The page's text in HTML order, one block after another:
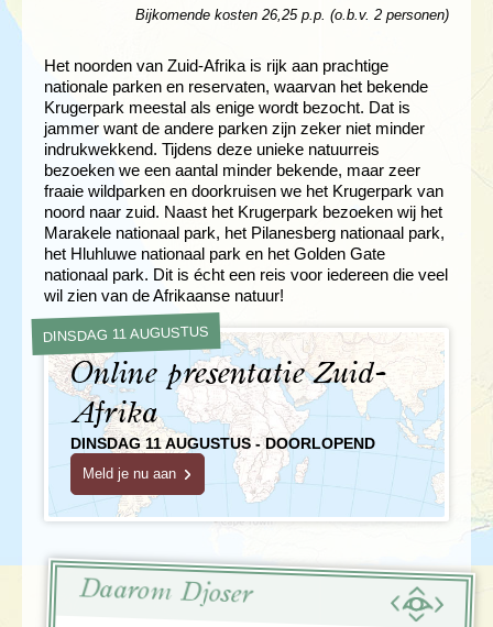
Bijkomende kosten 26,25 p.p. (o.b.v. 2 personen)
Het noorden van Zuid-Afrika is rijk aan prachtige
nationale parken en reservaten, waarvan het bekende
Krugerpark meestal als enige wordt bezocht. Dat is
jammer want de andere parken zijn zeker niet minder
indrukwekkend. Tijdens deze unieke natuurreis
bezoeken we een aantal minder bekende, maar zeer
fraaie wildparken en doorkruisen we het Krugerpark van
noord naar zuid. Naast het Krugerpark bezoeken wij het
Marakele nationaal park, het Pilanesberg nationaal park,
het Hluhluwe nationaal park en het Golden Gate
nationaal park. Dit is écht een reis voor iedereen die veel
wil zien van de Afrikaanse natuur!
DINSDAG 11 AUGUSTUS
Online presentatie Zuid-
Afrika
DINSDAG 11 AUGUSTUS - DOORLOPEND
Meld je nu aan
Daarom Djoser